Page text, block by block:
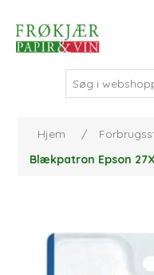
Hjem /
Blækpatron Epson